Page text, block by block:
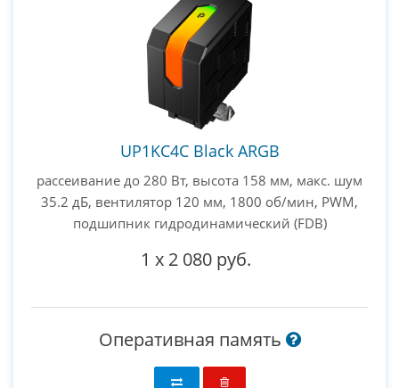
UP1KC4C Black ARGB
рассеивание до 280 Вт, высота 158 мм, макс. шум
35.2 дБ, вентилятор 120 мм, 1800 об/мин, PWM,
подшипник гидродинамический (FDB)
1 x 2 080 руб.
Оперативная память